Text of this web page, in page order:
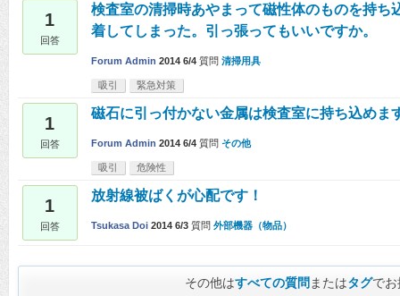
1
回答
検査室の清掃時あやまって磁性体のものを持ち
着してしまった。引っ張ってもいいですか。
Forum Admin 2014 6/4 質問 清掃用具
吸引 緊急対策
1
回答
磁石に引っ付かない金属は検査室に持ち込めま
Forum Admin 2014 6/4 質問 その他
吸引 危険性
1
回答
放射線被ばくが心配です！
Tsukasa Doi 2014 6/3 質問 外部機器（物品）
その他はすべての質問 またはタグでお